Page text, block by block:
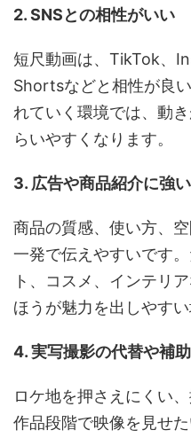
2. SNSとの相性がいい
短尺動画は、TikTok、
Shortsなどと相性が良
れていく環境では、動
らいやすくなります。
3. 広告や商品紹介に強い
商品の質感、使い方、
一発で伝えやすいです
ト、コスメ、インテリ
ほうが魅力を出しやすい
4. 実写撮影の代替や補
ロケ地を押さえにくい
作品段階で映像を見せ